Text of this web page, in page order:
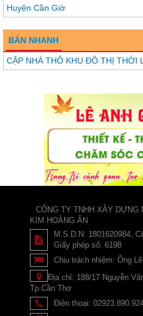
Huyện Cần Giờ
BÁN NHANH
CẶP NHÀ THÔ KHU ĐÔ THỊ THỚI
CÔNG TY TNHH XÂY
KIM HOÀNG ÂN
M.S.D.N: 1801620984,
Giấy phép số: 6198
Chịu trách nhiệm: Ông
Địa chỉ: 188/17 Nguyễn
Tp.Cần Thơ
Điện thoại: